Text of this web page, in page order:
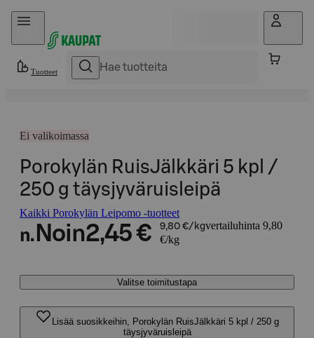
Hyppää sisältöön
Tuotteet
Ei valikoimassa
Porokylän RuisJälkkäri 5 kpl /
250 g täysjyväruisleipä
Kaikki Porokylän Leipomo -tuotteet
n. Noin2,45 € 9,80 €/kgvertailuhinta 9,80
€/kg
Valitse toimitustapa
Lisää suosikkeihin, Porokylän RuisJälkkäri 5 kpl / 250 g
täysjyväruisleipä